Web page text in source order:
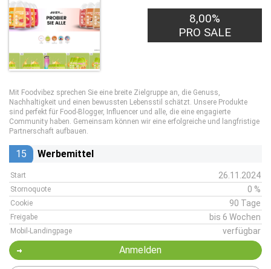
8,00%
PRO SALE
Mit Foodvibez sprechen Sie eine breite Zielgruppe an, die Genuss,
Nachhaltigkeit und einen bewussten Lebensstil schätzt. Unsere Produkte
sind perfekt für Food-Blogger, Influencer und alle, die eine engagierte
Community haben. Gemeinsam können wir eine erfolgreiche und langfristige
Partnerschaft aufbauen.
15 Werbemittel
Start 26.11.2024
Stornoquote 0 %
Cookie 90 Tage
Freigabe bis 6 Wochen
Mobil-Landingpage verfügbar
Anmelden